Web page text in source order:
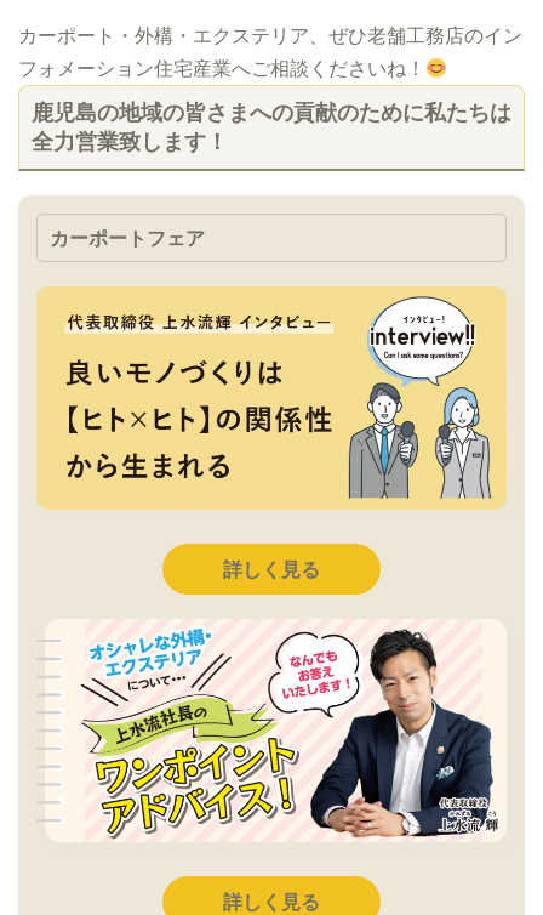
カーポート・外構・エクステリア、ぜひ老舗工務店のイン
フォメーション住宅産業へご相談くださいね！
鹿児島の地域の皆さまへの貢献のために私たちは
全力営業致します！
カーポートフェア
詳しく見る
詳しく見る